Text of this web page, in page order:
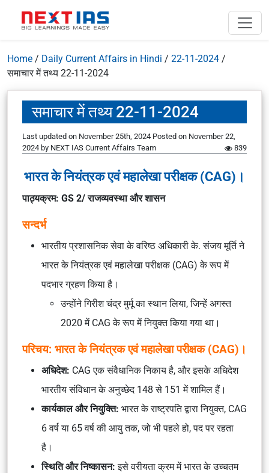
Home / Daily Current Affairs in Hindi / 22-11-2024 /
समाचार में तथ्य 22-11-2024
समाचार में तथ्य 22-11-2024
Last updated on November 25th, 2024 Posted on November 22,
2024 by NEXT IAS Current Affairs Team 839
भारत के नियंत्रक एवं महालेखा परीक्षक (CAG)।
पाठ्यक्रम: GS 2/ राजव्यवस्था और शासन
सन्दर्भ
भारतीय प्रशासनिक सेवा के वरिष्ठ अधिकारी के. संजय मूर्ति ने
भारत के नियंत्रक एवं महालेखा परीक्षक (CAG) के रूप में
पदभार ग्रहण किया है।
उन्होंने गिरीश चंद्र मुर्मू का स्थान लिया, जिन्हें अगस्त
2020 में CAG के रूप में नियुक्त किया गया था।
परिचय: भारत के नियंत्रक एवं महालेखा परीक्षक (CAG)।
अधिदेश: CAG एक संवैधानिक निकाय है, और इसके अधिदेश
भारतीय संविधान के अनुच्छेद 148 से 151 में शामिल हैं।
कार्यकाल और नियुक्ति: भारत के राष्ट्रपति द्वारा नियुक्त, CAG
6 वर्ष या 65 वर्ष की आयु तक, जो भी पहले हो, पद पर रहता
है।
स्थिति और निष्कासन: इसे वरीयता क्रम में भारत के उच्चतम